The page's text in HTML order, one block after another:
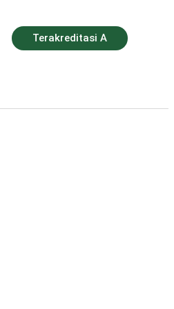
Terakreditasi A